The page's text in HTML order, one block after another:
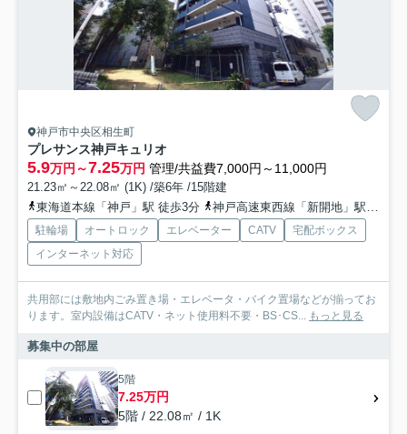
神戸市中央区相生町
プレサンス神戸キュリオ
5.9万円～7.25万円 管理/共益費7,000円～11,000円
21.23㎡～22.08㎡ (1K) /築6年 /15階建
東海道本線「神戸」駅 徒歩3分
神戸高速東西線「新開地」駅 徒歩8分
駐輪場 オートロック エレベーター CATV
宅配ボックス
インターネット対応
共用部には敷地内ごみ置き場・エレベータ・バイク置場などが揃ってお
ります。室内設備はCATV・ネット使用料不要・BS･CS...
もっと見る
募集中の部屋
5階
7.25万円
5階 / 22.08㎡ / 1K